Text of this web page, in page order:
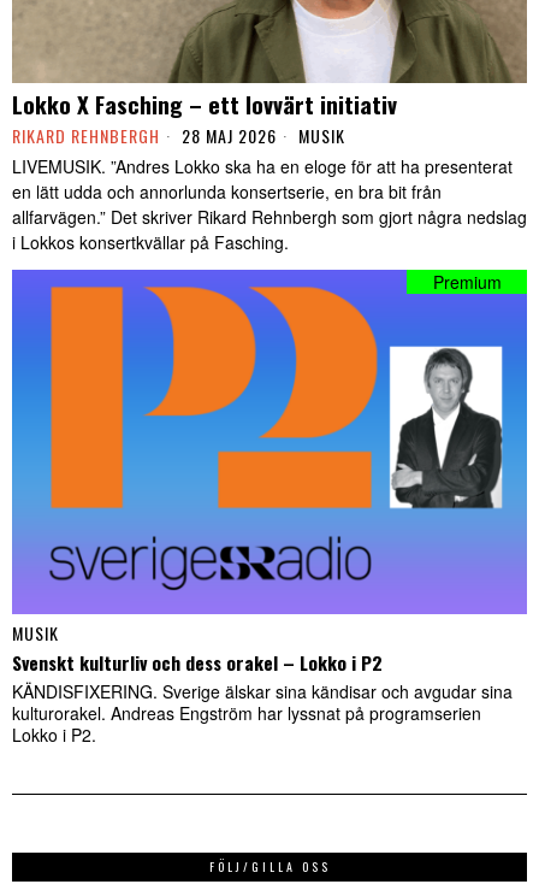
Lokko X Fasching – ett lovvärt initiativ
RIKARD REHNBERGH 28 MAJ 2026 MUSIK
LIVEMUSIK. ”Andres Lokko ska ha en eloge för att ha presenterat
en lätt udda och annorlunda konsertserie, en bra bit från
allfarvägen.” Det skriver Rikard Rehnbergh som gjort några nedslag
i Lokkos konsertkvällar på Fasching.
MUSIK
Svenskt kulturliv och dess orakel – Lokko i P2
KÄNDISFIXERING. Sverige älskar sina kändisar och avgudar sina
kulturorakel. Andreas Engström har lyssnat på programserien
Lokko i P2.
FÖLJ/GILLA OSS